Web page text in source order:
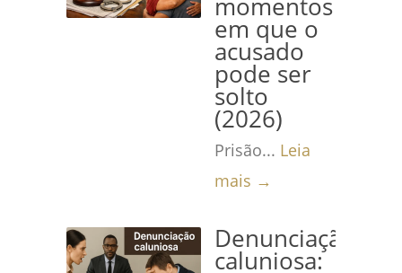
momentos
em que o
acusado
pode ser
solto
(2026)
Prisão... Leia
mais →
Denunciação
caluniosa: